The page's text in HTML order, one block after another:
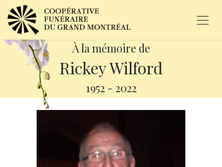
À la mémoire de
Rickey Wilford
1952 - 2022